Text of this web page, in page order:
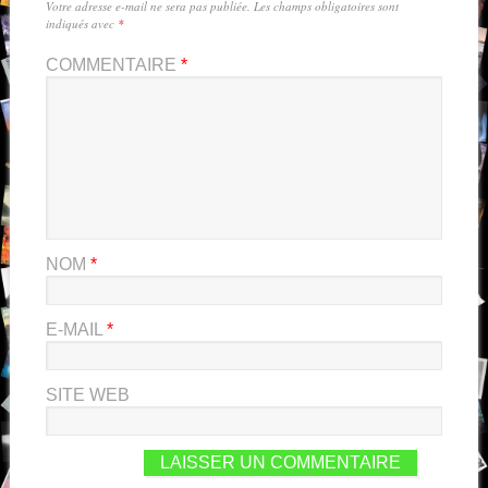
Votre adresse e-mail ne sera pas publiée. Les champs obligatoires sont
indiqués avec *
COMMENTAIRE *
NOM *
E-MAIL *
SITE WEB